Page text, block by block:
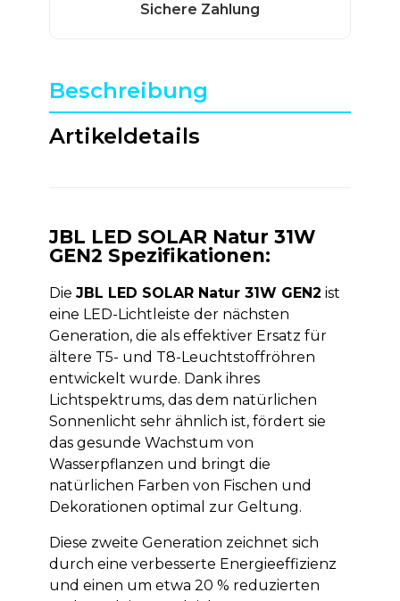
Beschreibung
Artikeldetails
JBL LED SOLAR Natur 31W
GEN2 Spezifikationen:
Die JBL LED SOLAR Natur 31W GEN2 ist
eine LED-Lichtleiste der nächsten
Generation, die als effektiver Ersatz für
ältere T5- und T8-Leuchtstoffröhren
entwickelt wurde. Dank ihres
Lichtspektrums, das dem natürlichen
Sonnenlicht sehr ähnlich ist, fördert sie
das gesunde Wachstum von
Wasserpflanzen und bringt die
natürlichen Farben von Fischen und
Dekorationen optimal zur Geltung.
Diese zweite Generation zeichnet sich
durch eine verbesserte Energieeffizienz
und einen um etwa 20 % reduzierten